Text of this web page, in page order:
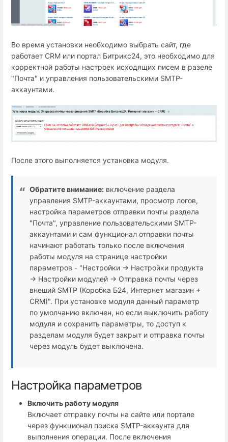
Во время установки необходимо выбрать сайт, где
работает СRM или портал Битрикс24, это необходимо для
корректной работы настроек исходящих писем в разеле
"Почта" и управления пользовательскими SMTP-
аккаунтами.
После этого выполняется установка модуля.
Обратите внимание: включение раздела
управления SMTP-аккаунтами, просмотр логов,
настройка параметров отправки почты раздела
"Почта", управление пользовательскими SMTP-
аккаунтами и сам функционал отправки почты
начинают работать только после включения
работы модуля на странице настройки
параметров - "Настройки → Настройки продукта
→ Настройки модулей → Отправка почты через
внеший SMTP (Коробка Б24, Интернет магазин +
СRM)". При установке модуля данный параметр
по умолчанию включен, но если выключить работу
модуля и сохранить параметры, то доступ к
разделам модуля будет закрыт и отправка почты
через модуль будет выключена.
Настройка параметров
Включить работу модуля
Включает отправку почты на сайте или портале
через функционал поиска SMTP-аккаунта для
выполнения операции. После включения